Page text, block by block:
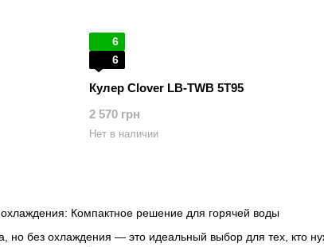
Компактное решение для горячей воды
без охлаждения — это идеальный выбор для тех, кто
6
6
Кулер Clover LB-TWB 5T95
2 570 грн
Нет в наличии